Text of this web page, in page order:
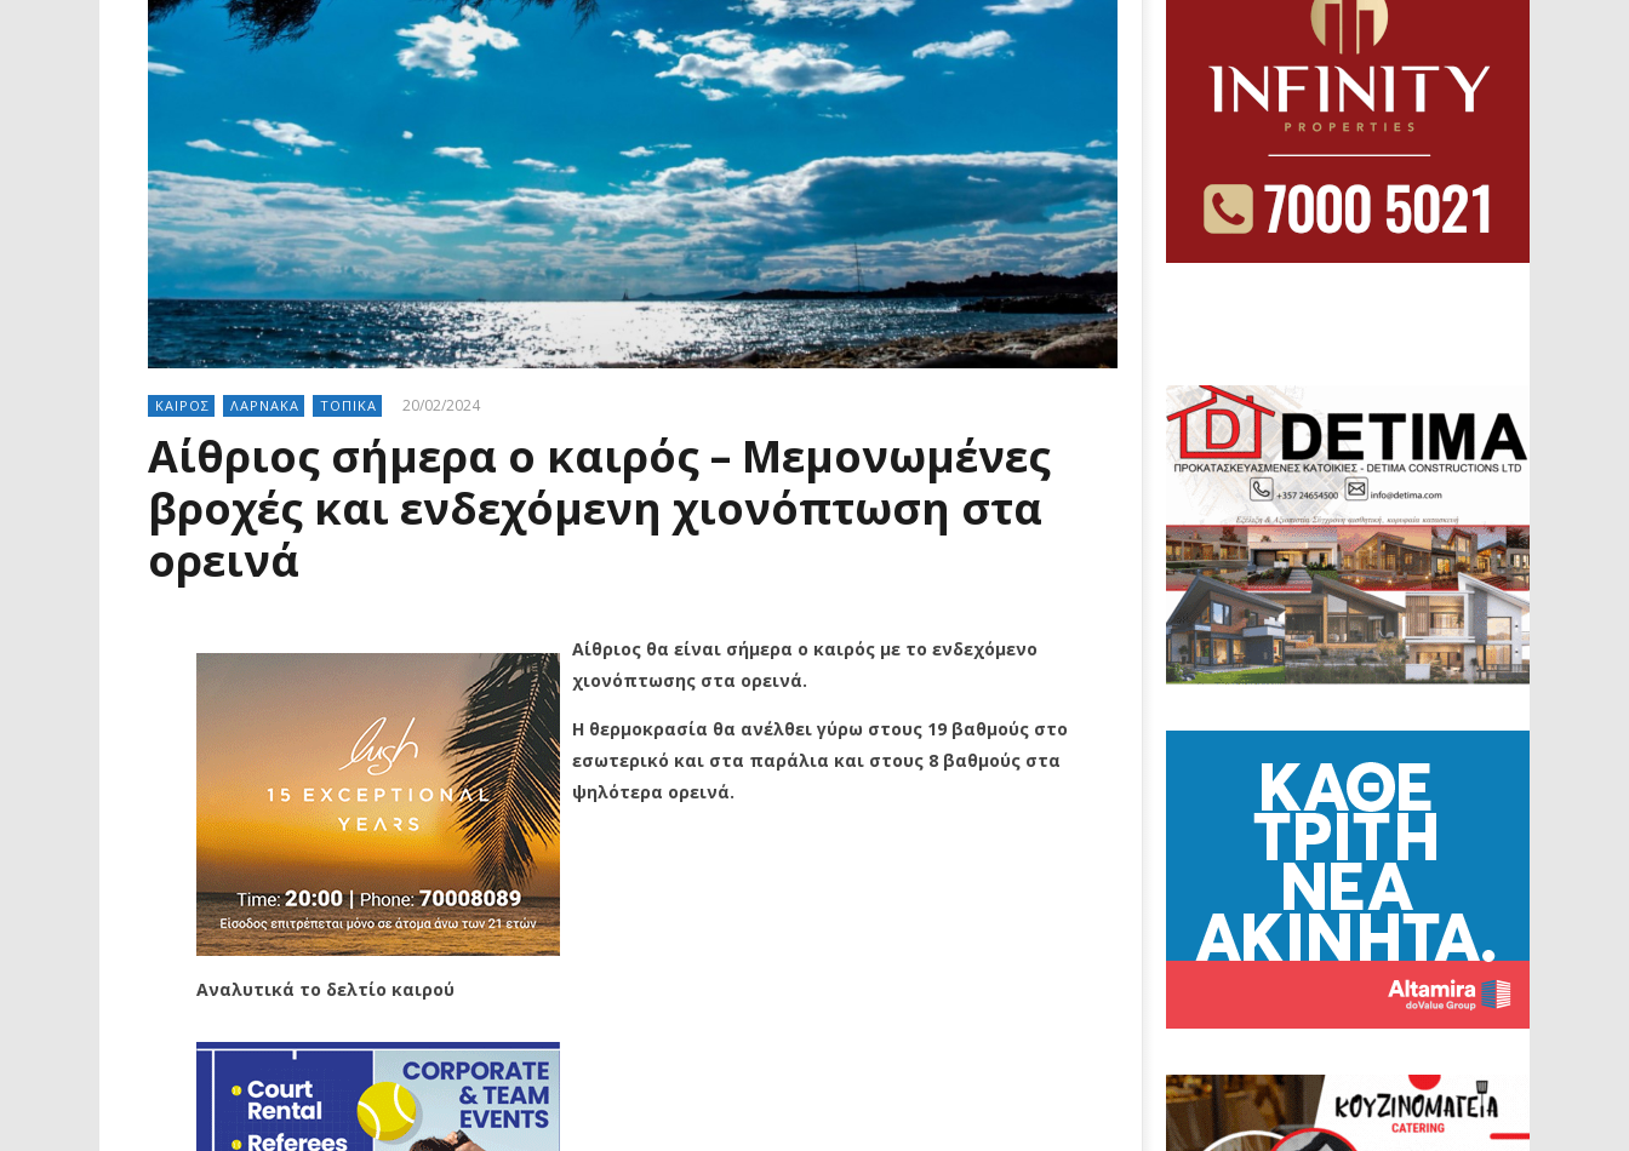
ΚΑΙΡΟΣ ΛΑΡΝΑΚΑ ΤΟΠΙΚΑ 20/02/2024
Αίθριος σήμερα ο καιρός – Μεμονωμένες
βροχές και ενδεχόμενη χιονόπτωση στα
ορεινά
Aίθριος θα είναι σήμερα ο καιρός με το ενδεχόμενο
χιονόπτωσης στα ορεινά.
Η θερμοκρασία θα ανέλθει γύρω στους 19 βαθμούς στο
εσωτερικό και στα παράλια και στους 8 βαθμούς στα
ψηλότερα ορεινά.
Αναλυτικά το δελτίο καιρού